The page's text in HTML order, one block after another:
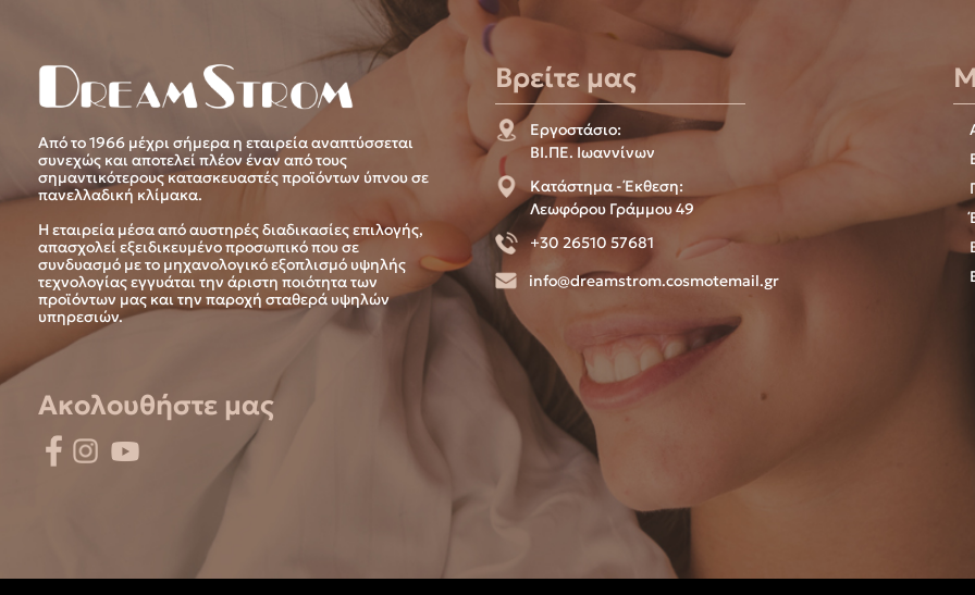
Από το 1966 μέχρι σήμερα η εταιρεία αναπτύσσεται
συνεχώς και αποτελεί πλέον έναν από τους
σημαντικότερους κατασκευαστές προϊόντων ύπνου σε
πανελλαδική κλίμακα.
Η εταιρεία μέσα από αυστηρές διαδικασίες επιλογής,
απασχολεί εξειδικευμένο προσωπικό που σε
συνδυασμό με το μηχανολογικό εξοπλισμό υψηλής
τεχνολογίας εγγυάται την άριστη ποιότητα των
προϊόντων μας και την παροχή σταθερά υψηλών
υπηρεσιών.
Ακολουθήστε μας
Βρείτε μας
Εργοστάσιο:
ΒΙ.ΠΕ. Ιωαννίνων
Κατάστημα - Έκθεση:
Λεωφόρου Γράμμου 49
+30 26510 57681
info@dreamstrom.cosmotemail.gr